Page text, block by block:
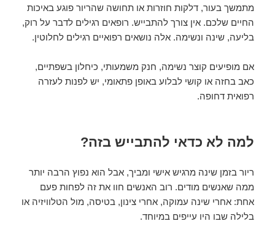
מתמשך בעור, דלקות חוזרות או תחושה שהריור פוגע באיכות
החיים שלכם. אין צורך להתבייש. רופאים רגילים לדבר על רוק,
בליעה, שינה ונשימה. אלה נושאים רפואיים רגילים לחלוטין.
אם מופיעים קוצר נשימה, חנק משמעותי, כיחלון בשפתיים,
כאב בחזה או קושי לבלוע באופן פתאומי, יש לפנות לעזרה
רפואית דחופה.
למה לא כדאי להתבייש בזה?
ריור בזמן שינה מרגיש אישי ומביך, אבל הוא נפוץ הרבה יותר
ממה שאנשים מודים. רוב האנשים חוו את זה לפחות פעם
אחת: אחרי שינה עמוקה, אחרי צינון, בטיסה, מול הטלוויזיה או
בלילה שבו היו עייפים במיוחד.